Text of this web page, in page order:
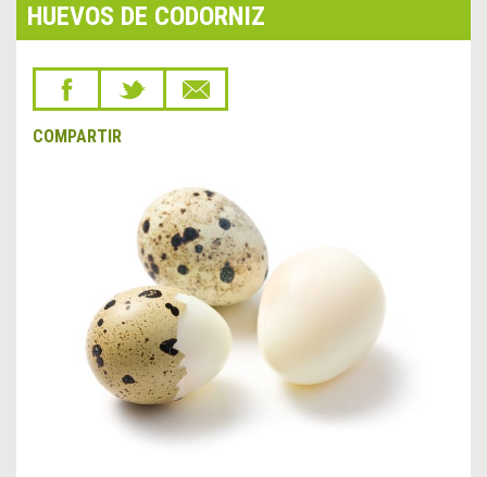
HUEVOS DE CODORNIZ
COMPARTIR